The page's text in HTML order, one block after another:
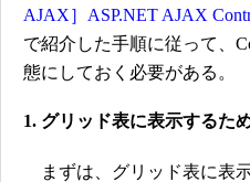
AJAX］ASP.NET AJAX
で紹介した手順に従って、
態にしておく必要がある。
1. グリッド表に表示するた
まずは、グリッド表に表